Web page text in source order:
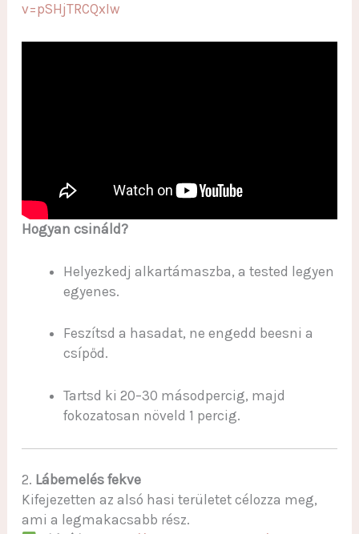
v=pSHjTRCQxIw
Hogyan csináld?
Helyezkedj alkartámaszba, a tested legyen
egyenes.
Feszítsd a hasadat, ne engedd beesni a
csípőd.
Tartsd ki 20–30 másodpercig, majd
fokozatosan növeld 1 percig.
2. Lábemelés fekve
Kifejezetten az alsó hasi területet célozza meg,
ami a legmakacsabb rész.